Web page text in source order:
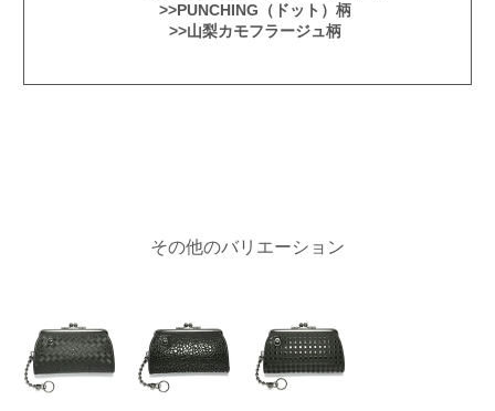
>>PUNCHING（ドット）柄
>>山梨カモフラージュ柄
その他のバリエーション